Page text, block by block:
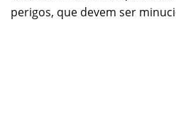
perigos, que devem ser